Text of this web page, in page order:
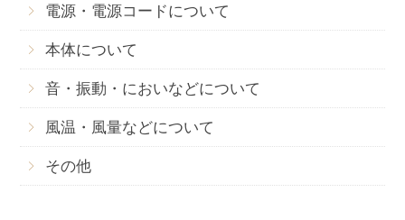
電源・電源コードについて
本体について
音・振動・においなどについて
風温・風量などについて
その他